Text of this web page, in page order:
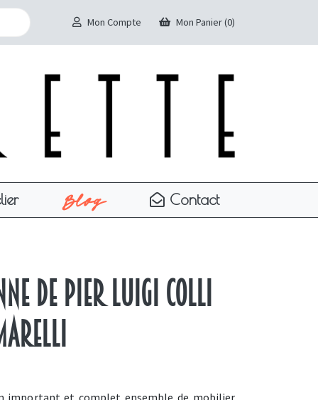
Mon Compte Mon Panier (0)
Blog Contact
de Pier Luigi Colli